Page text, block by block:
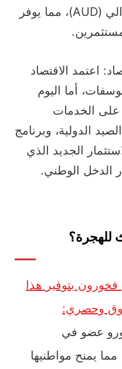
العملة: الدولار الأسترالي (AUD)، مما يوفر
اعتمد الاقتصاد
أما اليوم
الخدمات
الدولية، وبرنامج
الجديد الذي
الدخل الوطني.
للهجرة؟
فخورون بتوفير هذا
وحصري:
عضو في
مما يمنح مواطنيها